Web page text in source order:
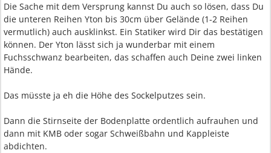
Die Sache mit dem Versprung kannst Du auch so lösen, dass Du
die unteren Reihen Yton bis 30cm über Gelände (1-2 Reihen
vermutlich) auch ausklinkst. Ein Statiker wird Dir das bestätigen
können. Der Yton lässt sich ja wunderbar mit einem
Fuchsschwanz bearbeiten, das schaffen auch Deine zwei linken
Hände.
Das müsste ja eh die Höhe des Sockelputzes sein.
Dann die Stirnseite der Bodenplatte ordentlich aufrauhen und
dann mit KMB oder sogar Schweißbahn und Kappleiste
abdichten.